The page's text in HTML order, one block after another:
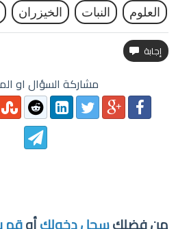
العلوم النبات الخيزران
مشاركة السؤال او